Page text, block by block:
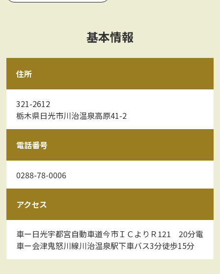
基本情報
住所
321-2612
栃木県日光市川治温泉高原41-2
電話番号
0288-78-0006
アクセス
車ー日光宇都宮自動車道今市ＩＣよりＲ121 20分電
車ー会津鬼怒川線川治温泉駅下車バス3分徒歩15分